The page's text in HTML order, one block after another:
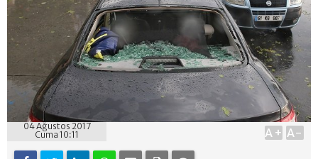
04 Ağustos 2017
Cuma 10:11
A+ A-